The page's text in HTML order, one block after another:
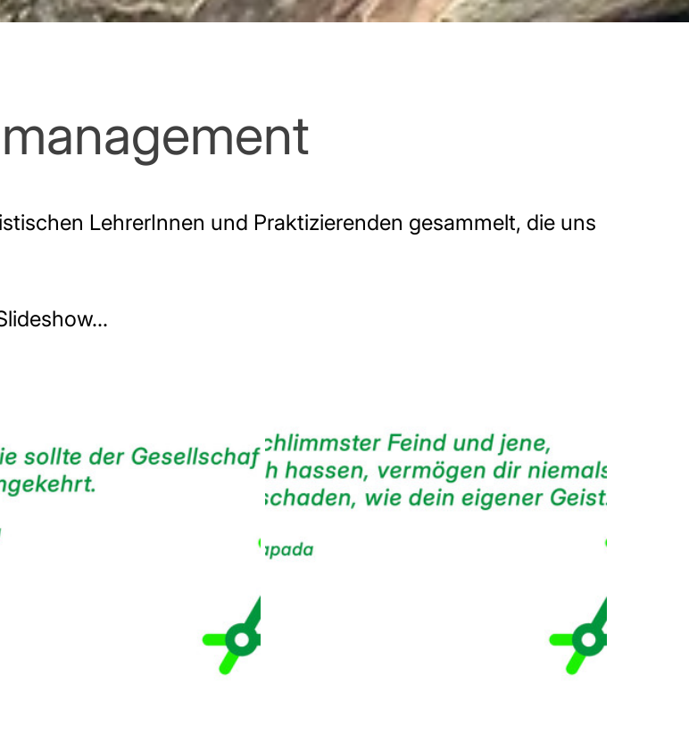
LehrerInnen und Praktizierenden gesammelt, die uns